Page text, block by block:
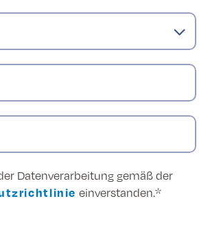
Datenverarbeitung gemäß der
einverstanden.*